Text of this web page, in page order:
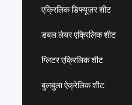
एक्रिलिक डिफ्यूज़र शीट
डबल लेयर एक्रिलिक शीट
ग्लिटर एक्रिलिक शीट
बुलबुला ऐक्रेलिक शीट